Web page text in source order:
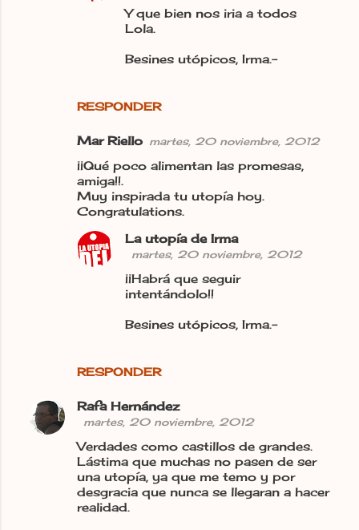
RESPONDER
Y que bien nos iria a todos
Lola.
Besines utópicos, Irma.-
Mar Riello martes, 20 noviembre, 2012
¡¡Qué poco alimentan las promesas,
amiga!!.
Muy inspirada tu utopía hoy.
Congratulations.
RESPONDER
La utopía de Irma
martes, 20 noviembre, 2012
¡¡Habrá que seguir
intentándolo!!
Besines utópicos, Irma.-
Rafa Hernández
martes, 20 noviembre, 2012
Verdades como castillos de grandes.
Lástima que muchas no pasen de ser
una utopía, ya que me temo y por
desgracia que nunca se llegaran a hacer
realidad.